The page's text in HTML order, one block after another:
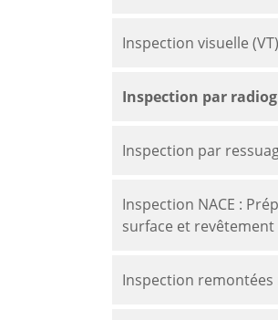
Inspection visuelle (VT)
Inspection par
Inspection par
Inspection NACE :
surface et revêtement
Inspection remontées